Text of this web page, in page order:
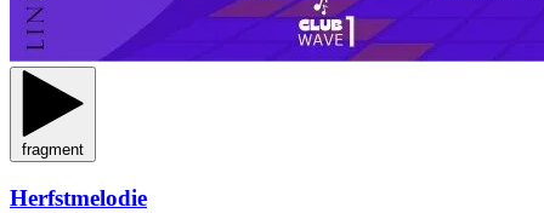
fragment
Herfstmelodie